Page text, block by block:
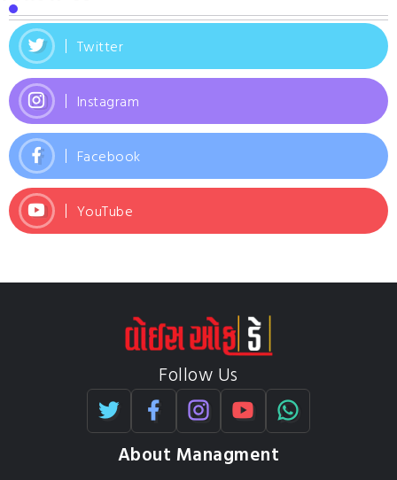
Twitter
Instagram
Facebook
YouTube
Follow Us
About Managment